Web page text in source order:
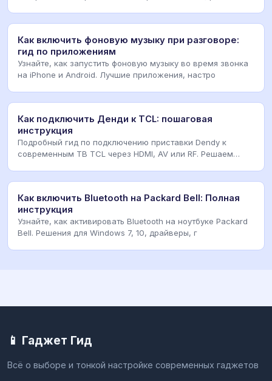
Как включить фоновую музыку при разговоре:
гид по приложениям
Узнайте, как запустить фоновую музыку во время звонка
на iPhone и Android. Лучшие приложения, настро
Как подключить Денди к TCL: пошаговая
инструкция
Подробный гид по подключению приставки Dendy к
современным ТВ TCL через HDMI, AV или RF. Решаем
Как включить Bluetooth на Packard Bell: Полная
инструкция
Узнайте, как активировать Bluetooth на ноутбуке Packard
Bell. Решения для Windows 7, 10, драйверы, г
📱 Гаджет Гид
Всё о выборе и тонкой настройке современных гаджетов